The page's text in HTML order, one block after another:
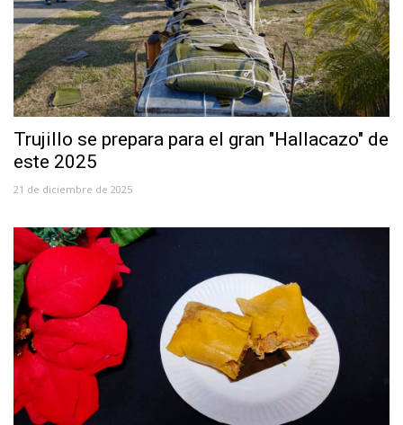
Trujillo se prepara para el gran "Hallacazo" de
este 2025
21 de diciembre de 2025